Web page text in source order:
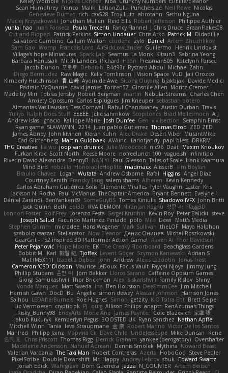
Sean Humphrey Franco Malik LotionZulu Punchersize Neil Rowe Nicolas
Genevieve Dumas rich cav528 Troy Lutz ahrotahn
Sethu Nguna
Maciej Krzyszkowski Jonathan Mullen Reid Ellis Robert Jefferson Philippe Authier
yunlai hao
Juan Fonseca Paulo Trecenti Fancy Flannel J Chris Druce BraanFlakes08
Cut and Ripped
Patrick Perkins Simon Lindauer Chris Arko Patrick M
Didadi Le
Salvatore Gambino Callum Walton etudenc zylo Daniel Artem Zhuzhlikov
Sam Gao Womp Francois Lord AirSickLowLander Guillermo
Henrik Lindqvist
Village's hope Miniatures Spark Lab Seamus La Monk Kitsun3
Sabrina Yeong
Barbara Hanusiak Mitch Landers Richard Haan Pressman505
Katelynn Parsec
Jacob Duhon 포로루 Deborah 84d93r Ryszard Abdul Michael Zahn
Diego Bermudez Raw Magic Kelly Tomlinson | Vision Space VuD Jaii Orozco
Kimberly Hutchinson 貴 山崎 Ayomide Awe Sicong Ouyang bjakbjak Davide Medici
Padraic McQuarrie david james Toriten57 Ginsnile Allen Moritz Cremer
Made by Miri Tobias Jensby Robert Bergman martin NebularStreams Charles Chen
Anxiety Opossum Carlos Esplugues Jim Kneuper sebastian botero
Almantas Vasiliauskas Tess Cornwall Rahul Chandwaney Austin Durban Travis
Yuliya Ralph Does Stuff EEEEE Jelle sahmkow Scopitones Brad Mellesmoen A J
Andrew Islas Ignacio Kalliope Marie Josh Dunfee Gen viviisection Seraphin Ernst
Ryan game SLAWWNN_ 2214 Juan pablo Gutierrez Thomas Elrod ZED ZED
James Abney John kivinen Kieran Kuhn Alec Drake Desert Viber MutantMike
Carl Glittenberg Martin Guldbaek AVAinc. Lariotjandy papi bless DRKRM
THG Creative lia wu joop van drunick Julie Woodcock nic96 Dzät Maxim Krioukov
Furkan Kirac Scott North Reese Moore nofreelunch 100 vagueish Infinitipo
Riverin David-Alexandre DennyB NAN YI Paul Gleason Tales of Scale Hank Kaamura
Mind Bird
robzilla HonorableHoplite madmacx AlisserB Tim Boylan
Braulio Chavez
Logan Wutata Andrew Osborne Rafal Higgins Angel Diaz
Courtney Xenith Francky Tang salem shams Alheren Kevin Kennedy
Carlos Abraham Gutiérrez Solis Clemente Miralles Tyler Vaughn Laster Kris
Jackson N. Rocha Paul McManus TheCaptainAmerica Bryant Bennett Evelyne I
Dániel Zarándi BenYanken69 SomeGuyBS Tomas Kiniulis ShadowolfVFX John Britti
Jack Quinn Beth Ebi3D RVA DEMON Niranjan Raghu 경문 서 Flagg3D
Lonnon Foster Rolf Frey Lorenzo Festa Sergei Krutihin Kevin Roy Peter Balicki steve
Joseph Salud
Facundo Martinez Pintado polo Mila Dewi
Matt's Media
Stephen Grimm
microdee Hans Wegener Mark Sullivan theLOF Maya Halphon
szabolcs csaszar Stellarator Now Eleanor Денис Оницев Michał Roszkowski
GearGrit - PS2 inspired 3D Platformer Action Game!
Raven Ai Thor Davidsen
Peter Pejanović Hope Moore EK The Creaky Floorboard Beachglass Gardens
Bobbit M. Karl 敦智 紀 Tjoffex Levent Göçer Szymon Kaniewski Adrian S
Mat (M5X11) Izabella Dębek john Andrew Alexis Lazootin
Jonas Trost
Cameron 'CSD' Dickson Maurice LeDoux Focus Vault Fayçal Njoya Jimmy Jung
Phillip Studans 준현 이 Jorn Bakker Lloros Sarano Caffeine Oppsum Games
Giorgi Samukashvili Thor Brickman Alex Tsiskarishvili Family Rislov Shiny
Vonda Marquez
Matt Sweda Ina Ben Houston DeeEmmCee Jim Mitchell
Hamish Gawn
DocD Bu Angelie simon dewey Alastair Johnson
Harrison Jones
Saihou LEDAfterBurners Roe Hughes Simon getzity K.O Tsitra Eht Brett Seipel
Liz Vermoesen cryptic pk PJ quig Allison Philips anaptr RenAzuma's Things
Risky_Bunny98 EndyArts Mone Ane James Paynter Cole Blazevich 家維 張
Jakub Kukuryk Kemberlyn Pegus BOOSTED UK Ryan Sanchez Nathan Apffel
Mitchell Winn Tania Ieva Straupmane 金 康 Robert Marino Victor De los Santos
Manfred
Philipp Jainz Марина Ск Dave Child UncleJesseppe Mike Duncan
Rene
名氏 无
Chris Priscott Thomas Rigg Derrick Graham yankee (derogatory) Overshafter
Madeleine Andersson Nahuel Adreani Dennis Smolek Mythina Noward Beast
Valerian Vardania The Taxi Man Robert Contreras Azerta HoboGod Steve Pedler
PixelScribe Double Downshift Mr. Happy Andrey Lebrov sbuk Edward Swartz
Jonah Edick Wahrgrave Dom Guerrera Jazza N_COUNTER Artem Beitsch